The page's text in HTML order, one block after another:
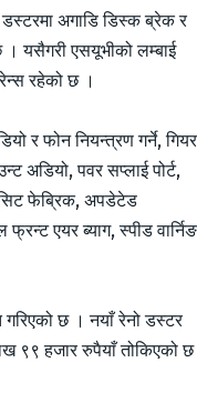
अगाडि डिस्क ब्रेक र
यसैगरी एसयूभीको लम्बाई
रहेको छ ।
र फोन नियन्त्रण गर्ने, गियर
अडियो, पवर सप्लाई पोर्ट,
सिट फेब्रिक, अपडेटेड
एयर ब्याग, स्पीड
गरिएको छ । नयाँ रेनो डस्टर
हजार रुपैयाँ तोकिएको छ